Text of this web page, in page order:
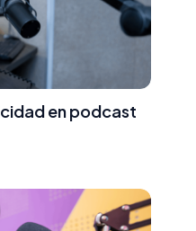
en podcast